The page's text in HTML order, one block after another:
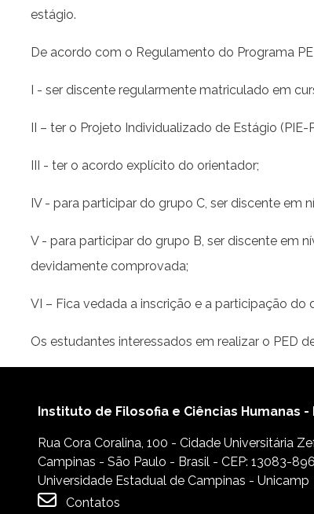
estágio.
De acordo com o Regulamento do Programa
I - ser discente regularmente matriculado em
II – ter o Projeto Individualizado de Estágio
III - ter o acordo explícito do orientador;
IV - para participar do grupo C, ser discente em
V - para participar do grupo B, ser discente em
devidamente comprovada;
VI – Fica vedada a inscrição e a participação
Os estudantes interessados em realizar o PED
Instituto de Filosofia e Ciências Humanas -
Rua Cora Coralina, 100 - Cidade Universitária
Campinas - São Paulo - Brasil - CEP: 13083-896
Universidade Estadual de Campinas - Unicamp
Contatos